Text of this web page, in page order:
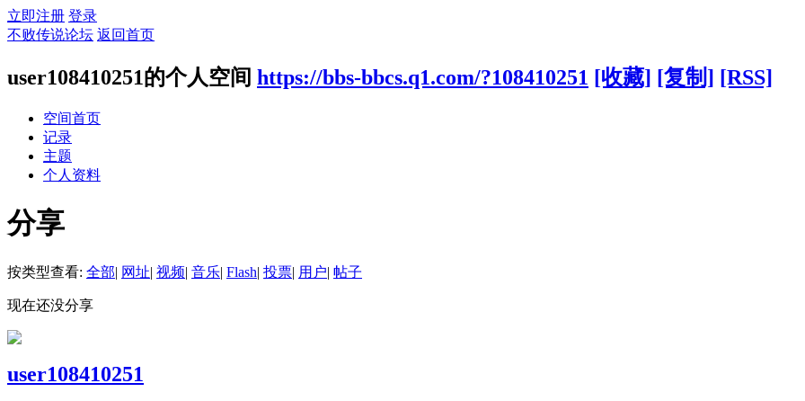
立即注册 登录
不败传说论坛 返回首页
user108410251的个人空间 https://bbs-bbcs.q1.com/?108410251 [收藏] [复制] [RSS]
空间首页
记录
主题
个人资料
分享
按类型查看: 全部| 网址| 视频| 音乐| Flash| 投票| 用户| 帖子
现在还没分享
user108410251